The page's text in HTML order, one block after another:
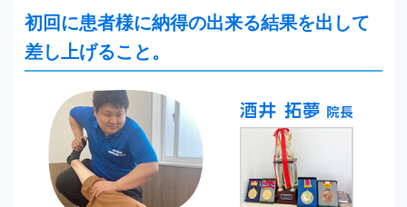
初回に患者様に納得の出来る結果を出して
差し上げること。